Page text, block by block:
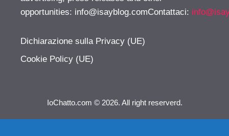
opportunities: info@isayblog.comContattaci:
Dichiarazione sulla Privacy (UE)
Cookie Policy (UE)
IoChatto.com © 2026. All right reserverd.